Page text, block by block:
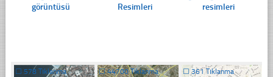
görüntüsü
Resimleri
resimleri
☐ 578 Tıklanma ☐44700 Tıklanma ☐361 Tıklanma